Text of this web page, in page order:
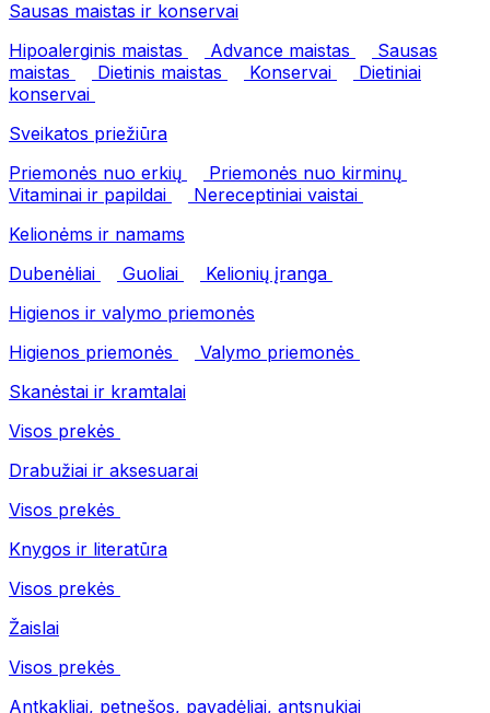
Sausas maistas ir konservai
Hipoalerginis maistas
Advance maistas
Sausas
maistas
Dietinis maistas Konservai
Dietiniai
konservai
Sveikatos priežiūra
Priemonės nuo erkių
Priemonės nuo kirminų
Vitaminai ir papildai
Nereceptiniai vaistai
Kelionėms ir namams
Dubenėliai
Guoliai
Kelionių įranga
Higienos ir valymo priemonės
Higienos priemonės
Valymo priemonės
Skanėstai ir kramtalai
Visos prekės
Drabužiai ir aksesuarai
Visos prekės
Knygos ir literatūra
Visos prekės
Žaislai
Visos prekės
Antkakliai, petnešos, pavadėliai, antsnukiai